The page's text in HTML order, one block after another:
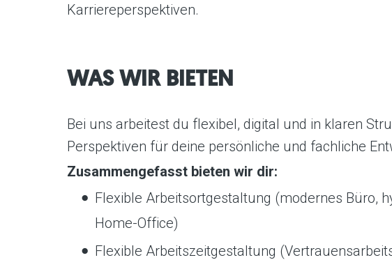
Karriereperspektiven.
WAS WIR BIETEN
Bei uns arbeitest du flexibel, digital und in klaren
Perspektiven für deine persönliche und fachliche
Zusammengefasst bieten wir dir:
Flexible Arbeitsortgestaltung (modernes Büro,
Home-Office)
Flexible Arbeitszeitgestaltung